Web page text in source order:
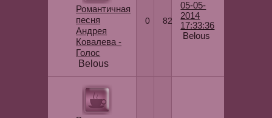
Романтичная
песня
Андрея
Ковалева -
Голос
Belous
0 82
05-05-
2014
17:33:36
Belous